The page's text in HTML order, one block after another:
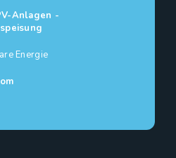
Anlagen -
Energie